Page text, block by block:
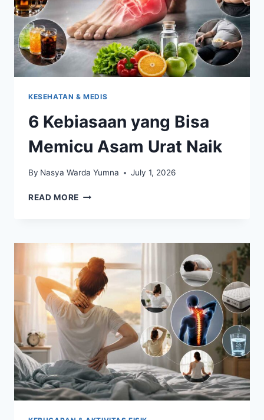
KESEHATAN & MEDIS
6 Kebiasaan yang Bisa
Memicu Asam Urat Naik
By Nasya Warda Yumna July 1, 2026
READ MORE 6
MEMICU
ASAM
URAT
NAIK